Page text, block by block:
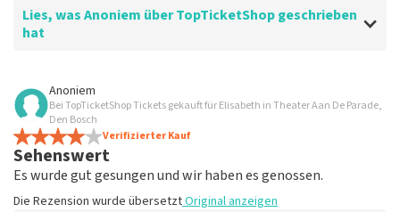
Lies, was Anoniem über TopTicketShop geschrieben
hat
Bewertung von Anoniem über
Gut
Anoniem
Bei TopTicketShop Tickets gekauft für Elisabeth in Theater Aan De Parade,
Den Bosch
Verifizierter Kauf
Sehenswert
Es wurde gut gesungen und wir haben es genossen.
Die Rezension wurde übersetztOriginal anzeigen